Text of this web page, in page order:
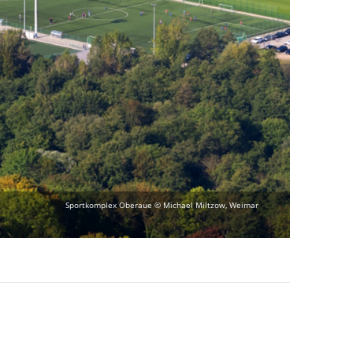
Sportkomplex Oberaue © Michael Miltzow, Weimar